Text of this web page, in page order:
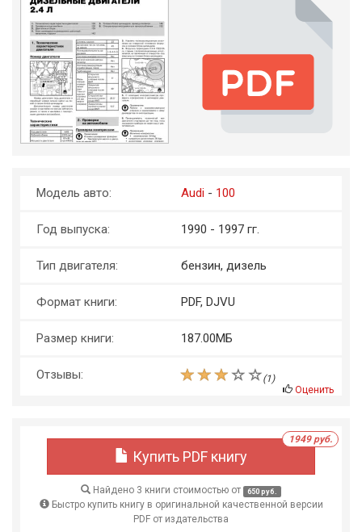
Модель авто: Audi - 100
Год выпуска: 1990 - 1997 гг.
Тип двигателя: бензин, дизель
Формат книги: PDF, DJVU
Размер книги: 187.00МБ
Отзывы: (1)
Оценить
Купить PDF книгу
1949 руб.
Найдено 3 книги стоимостью от 650 руб.
Быстро купить книгу в оригинальной качественной версии
PDF от издательства